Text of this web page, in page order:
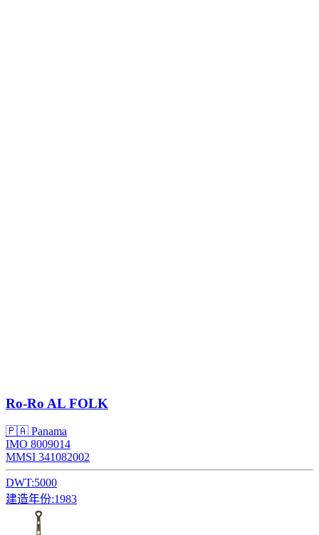
Ro-Ro AL FOLK
🇵🇦 Panama
IMO 8009014
MMSI 341082002
DWT:5000
建造年份:1983